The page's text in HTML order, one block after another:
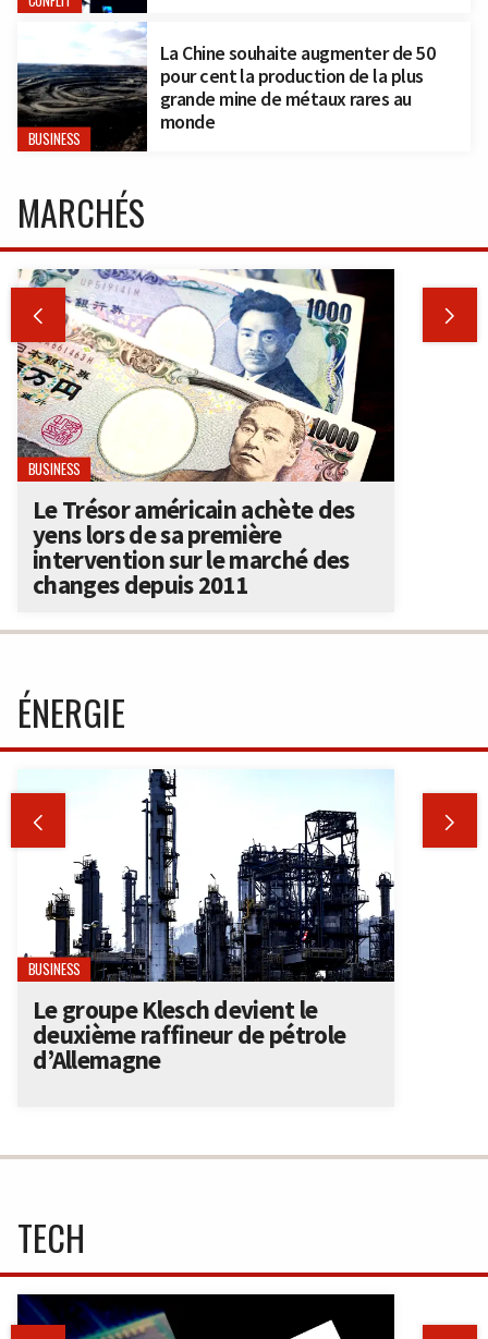
BUSINESS
La Chine souhaite augmenter de 50
pour cent la production de la plus
grande mine de métaux rares au
monde
MARCHÉS
 
BUSINESS
Le Trésor américain achète des
yens lors de sa première
intervention sur le marché des
changes depuis 2011
ÉNERGIE
 
BUSINESS
Le groupe Klesch devient le
deuxième raffineur de pétrole
d’Allemagne
TECH